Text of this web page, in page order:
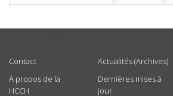
Contact
À propos de la
HCCH
Actualités (Archives)
Dernières mises à
jour